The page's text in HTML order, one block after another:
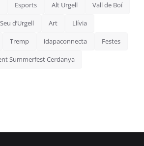
Esports Alt Urgell Vall de Boí
Seu d’Urgell Art Llívia
Tremp idapaconnecta Festes
Summerfest Cerdanya